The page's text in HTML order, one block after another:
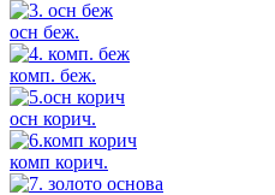
осн беж.
комп. беж.
осн корич.
комп корич.